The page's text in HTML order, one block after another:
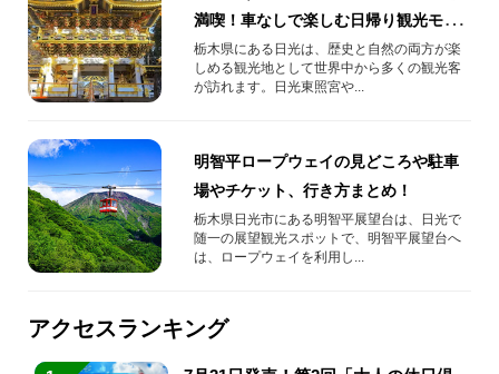
満喫！車なしで楽しむ日帰り観光モデ
ルコース
栃木県にある日光は、歴史と自然の両方が楽
しめる観光地として世界中から多くの観光客
が訪れます。日光東照宮や...
明智平ロープウェイの見どころや駐車
場やチケット、行き方まとめ！
栃木県日光市にある明智平展望台は、日光で
随一の展望観光スポットで、明智平展望台へ
は、ロープウェイを利用し...
アクセスランキング